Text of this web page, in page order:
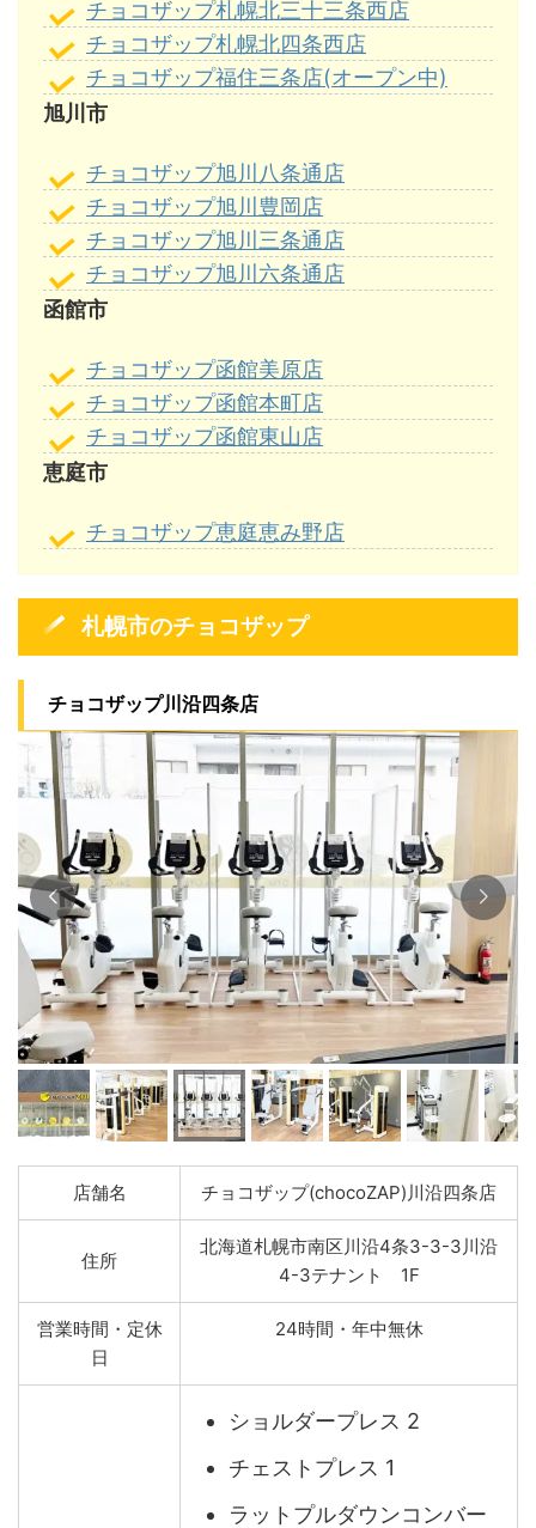
チョコザップ札幌北三十三条西店
チョコザップ札幌北四条西店
チョコザップ福住三条店(オープン中)
旭川市
チョコザップ旭川八条通店
チョコザップ旭川豊岡店
チョコザップ旭川三条通店
チョコザップ旭川六条通店
函館市
チョコザップ函館美原店
チョコザップ函館本町店
チョコザップ函館東山店
恵庭市
チョコザップ恵庭恵み野店
札幌市のチョコザップ
チョコザップ川沿四条店
店舗名 チョコザップ(chocoZAP)川沿四条店
住所
北海道札幌市南区川沿4条3-3-3川沿
4-3テナント 1F
営業時間・定休
日
24時間・年中無休
ショルダープレス 2
チェストプレス 1
ラットプルダウンコンバー